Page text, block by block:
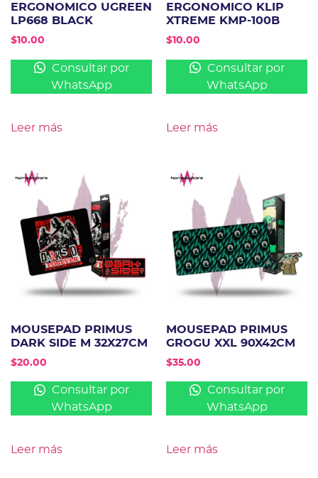
ERGONOMICO UGREEN
LP668 BLACK
$10.00
Consultar por
WhatsApp
Leer más
ERGONOMICO KLIP
XTREME KMP-100B
$10.00
Consultar por
WhatsApp
Leer más
MOUSEPAD PRIMUS
DARK SIDE M 32X27CM
$20.00
Consultar por
WhatsApp
Leer más
MOUSEPAD PRIMUS
GROGU XXL 90X42CM
$35.00
Consultar por
WhatsApp
Leer más